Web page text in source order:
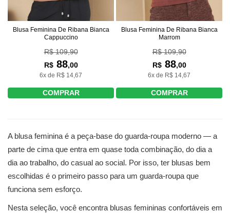
Blusa Feminina De Ribana Bianca
Cappuccino
R$ 109,90
R$88,00
6x de R$ 14,67
COMPRAR
Blusa Feminina De Ribana Bianca
Marrom
R$ 109,90
R$88,00
6x de R$ 14,67
COMPRAR
A blusa feminina é a peça-base do guarda-roupa moderno — a
parte de cima que entra em quase toda combinação, do dia a
dia ao trabalho, do casual ao social. Por isso, ter blusas bem
escolhidas é o primeiro passo para um guarda-roupa que
funciona sem esforço.
Nesta seleção, você encontra blusas femininas confortáveis em